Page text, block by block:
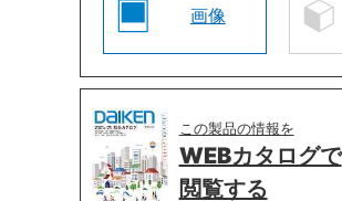
画像
この製品の情報を
WEBカタログで
閲覧する